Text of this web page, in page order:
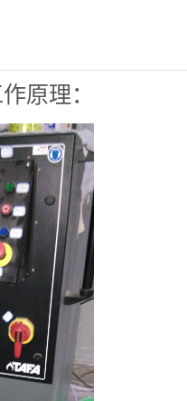
原理：